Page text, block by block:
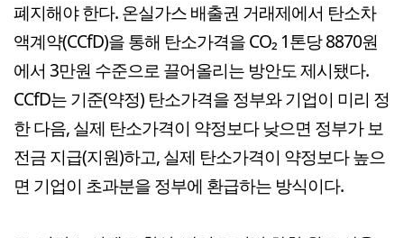
폐지해야 한다. 온실가스 배출권 거래제에서 탄소차
액계약(CCfD)을 통해 탄소가격을 CO₂ 1톤당 8870원
에서 3만원 수준으로 끌어올리는 방안도 제시됐다.
CCfD는 기준(약정) 탄소가격을 정부와 기업이 미리 정
한 다음, 실제 탄소가격이 약정보다 낮으면 정부가 보
전금 지급(지원)하고, 실제 탄소가격이 약정보다 높으
면 기업이 초과분을 정부에 환급하는 방식이다.